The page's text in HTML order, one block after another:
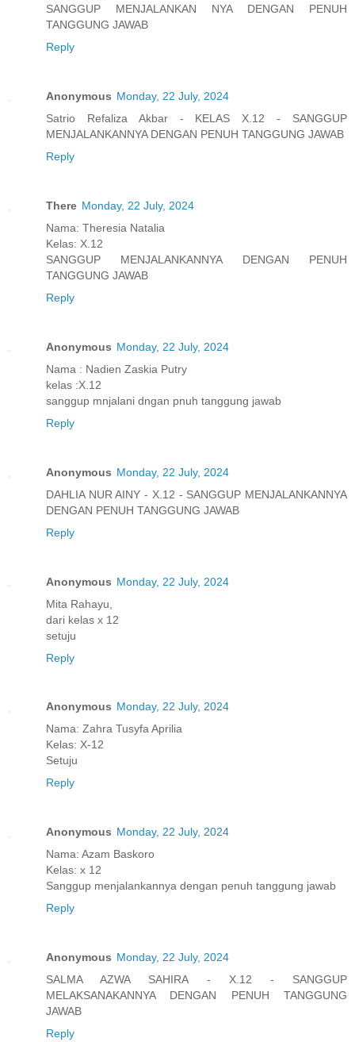
SANGGUP MENJALANKAN NYA DENGAN PENUH
TANGGUNG JAWAB
Reply
Anonymous Monday, 22 July, 2024
Satrio Refaliza Akbar - KELAS X.12 - SANGGUP
MENJALANKANNYA DENGAN PENUH TANGGUNG JAWAB
Reply
There Monday, 22 July, 2024
Nama: Theresia Natalia
Kelas: X.12
SANGGUP MENJALANKANNYA DENGAN PENUH
TANGGUNG JAWAB
Reply
Anonymous Monday, 22 July, 2024
Nama : Nadien Zaskia Putry
kelas :X.12
sanggup mnjalani dngan pnuh tanggung jawab
Reply
Anonymous Monday, 22 July, 2024
DAHLIA NUR AINY - X.12 - SANGGUP MENJALANKANNYA
DENGAN PENUH TANGGUNG JAWAB
Reply
Anonymous Monday, 22 July, 2024
Mita Rahayu,
dari kelas x 12
setuju
Reply
Anonymous Monday, 22 July, 2024
Nama: Zahra Tusyfa Aprilia
Kelas: X-12
Setuju
Reply
Anonymous Monday, 22 July, 2024
Nama: Azam Baskoro
Kelas: x 12
Sanggup menjalankannya dengan penuh tanggung jawab
Reply
Anonymous Monday, 22 July, 2024
SALMA AZWA SAHIRA - X.12 - SANGGUP
MELAKSANAKANNYA DENGAN PENUH TANGGUNG
JAWAB
Reply